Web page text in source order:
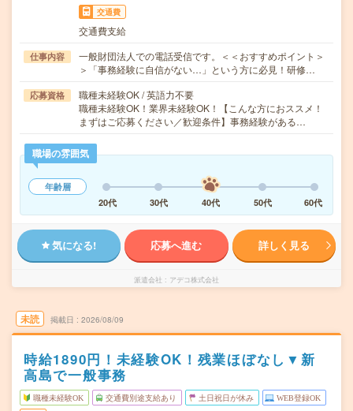
交通費
交通費支給
仕事内容
一般財団法人での電話受信です。＜＜おすすめポイント＞
＞「事務経験に自信がない…」という方に必見！研修…
応募資格
職種未経験OK / 英語力不要
職種未経験OK！業界未経験OK！【こんな方におススメ！
まずはご応募ください／歓迎条件】事務経験がある…
職場の雰囲気
年齢層
20代
30代 40代 50代 60代
気になる! 応募へ進む 詳しく見る
派遣会社 アデコ株式会社
未読 掲載日 2026/08/09
時給1890円！未経験OK！残業ほぼなし▼新
高島で一般事務
職種未経験OK 交通費別途支給あり 土日祝日が休み WEB登録OK